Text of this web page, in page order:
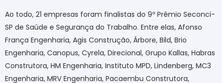
Ao todo, 21 empresas foram finalistas do 9º Prêmio Seconci-
SP de Saúde e Segurança do Trabalho. Entre elas, Afonso
França Engenharia, Agis Construção, Árbore, Bild, Brio
Engenharia, Canopus, Cyrela, Direcional, Grupo Kallas, Habras
Construtora, HM Engenharia, Instituto MPD, Lindenberg, MC3
Engenharia, MRV Engenharia, Pacaembu Construtora,